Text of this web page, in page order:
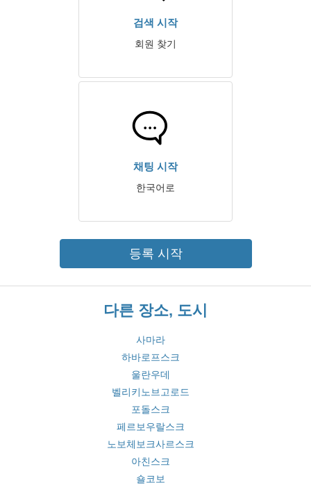
검색 시작
회원 찾기
채팅 시작
한국어로
등록 시작
다른 장소, 도시
사마라
하바로프스크
울란우데
벨리키노브고로드
포돌스크
페르보우랄스크
노보체보크사르스크
아친스크
숄코보